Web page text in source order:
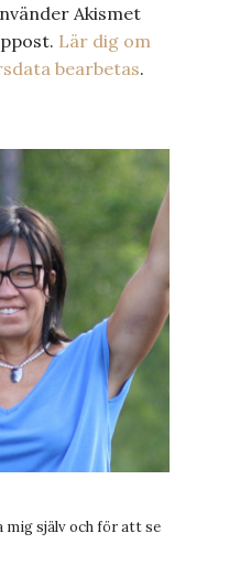
Akismet
Lär dig om
bearbetas.
själv och för att se